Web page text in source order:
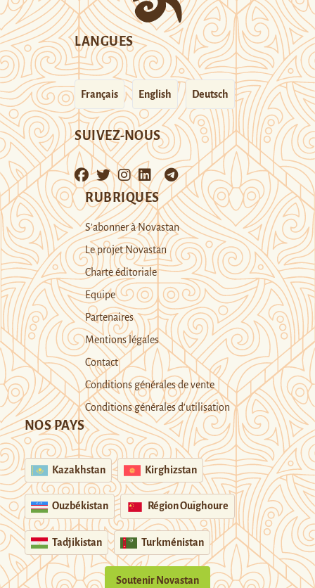
LANGUES
Français English Deutsch
SUIVEZ-NOUS
RUBRIQUES
S’abonner à Novastan
Le projet Novastan
Charte éditoriale
Equipe
Partenaires
Mentions légales
Contact
Conditions générales de vente
Conditions générales d’utilisation
NOS PAYS
Kazakhstan Kirghizstan
Ouzbékistan Région Ouïghoure
Tadjikistan Turkménistan
Soutenir Novastan